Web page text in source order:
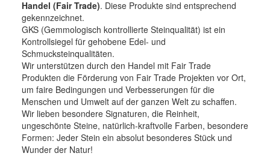
Handel (Fair Trade). Diese Produkte sind entsprechend
gekennzeichnet.
GKS (Gemmologisch kontrollierte Steinqualität) ist ein
Kontrollsiegel für gehobene Edel- und
Schmucksteinqualitäten.
Wir unterstützen durch den Handel mit Fair Trade
Produkten die Förderung von Fair Trade Projekten vor Ort,
um faire Bedingungen und Verbesserungen für die
Menschen und Umwelt auf der ganzen Welt zu schaffen.
Wir lieben besondere Signaturen, die Reinheit,
ungeschönte Steine, natürlich-kraftvolle Farben, besondere
Formen: Jeder Stein ein absolut besonderes Stück und
Wunder der Natur!